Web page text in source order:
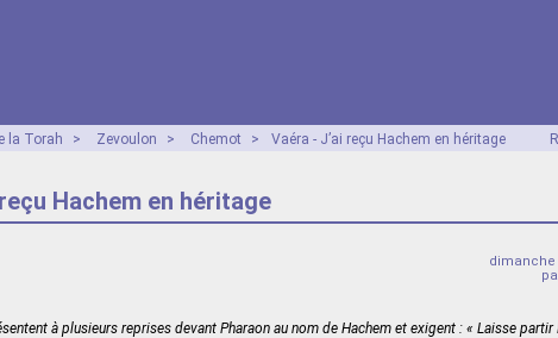
la Torah > Zevoulon > Chemot > Vaéra - J’ai reçu Hachem en héritage
Hachem en héritage
dimanche
à plusieurs reprises devant Pharaon au nom de Hachem et exigent : « Laisse partir